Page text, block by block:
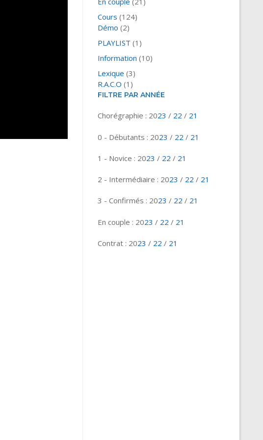
Cours (124)
Démo (2)
PLAYLIST (1)
Information (10)
Lexique (3)
R.A.C.O (1)
FILTRE PAR ANNÉE
Chorégraphie : 2023 / 22 / 21
0 - Débutants : 2023 / 22 / 21
1 - Novice : 2023 / 22 / 21
2 - Intermédiaire : 2023 / 22 / 21
3 - Confirmés : 2023 / 22 / 21
En couple : 2023 / 22 / 21
Contrat : 2023 / 22 / 21